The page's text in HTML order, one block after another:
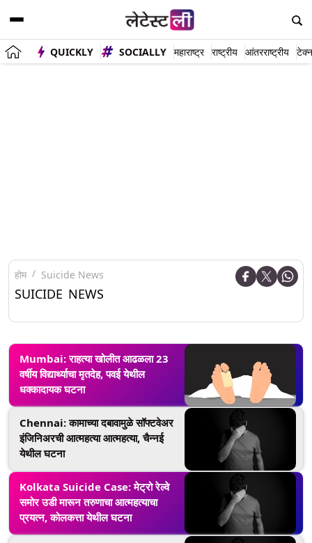
QUICKLY SOCIALLY महाराष्ट्र राष्ट्रीय आंतरराष्ट्रीय
होम Suicide News
SUICIDE NEWS
Mumbai: राहत्या खोलीत आढळला 23
वर्षीय विद्यार्थ्याचा मृतदेह, पवई येथील
धक्कादायक घटना
Chennai: कामाच्या दबावामुळे सॉफ्टवेअर
इंजिनिअरची आत्महत्या आत्महत्या, चैन्नई
येथील घटना
Kolkata Suicide Case: मेट्रो रेल्वे
समोर उडी मारून तरुणाचा आत्महत्याचा
प्रयत्न, कोलकत्ता येथील घटना